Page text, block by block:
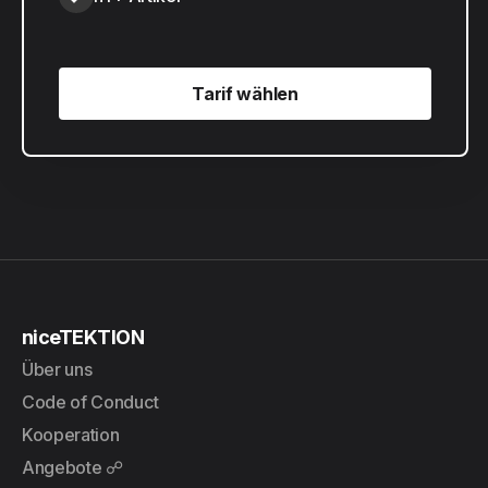
Tarif wählen
Tarif wählen
niceTEKTION
Über uns
Code of Conduct
Kooperation
Angebote ☍